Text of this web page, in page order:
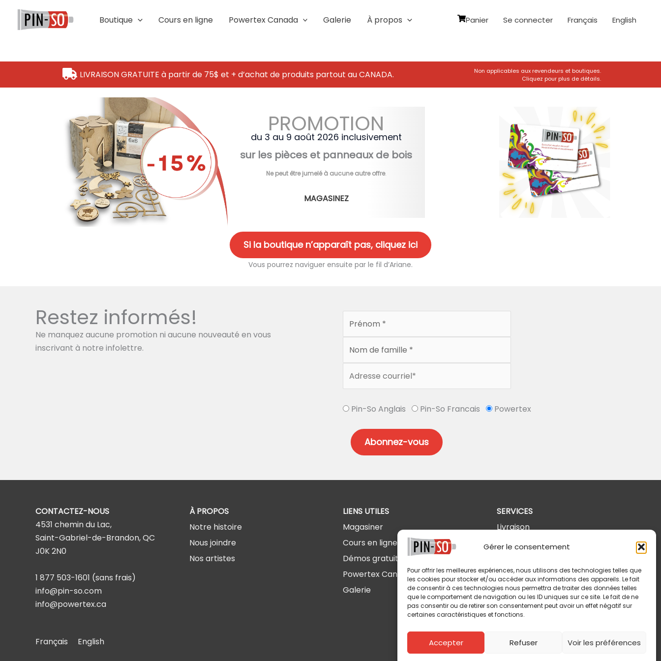
Gérer le consentement
Pour offrir les meilleures expériences, nous utilisons des technologies telles que
les cookies pour stocker et/ou accéder aux informations des appareils. Le fait
de consentir à ces technologies nous permettra de traiter des données telles
que le comportement de navigation ou les ID uniques sur ce site. Le fait de ne
pas consentir ou de retirer son consentement peut avoir un effet négatif sur
certaines caractéristiques et fonctions.
Accepter Refuser Voir les préférences
contenu
Boutique Cours en ligne Powertex Canada Galerie À propos Panier Se connecter Français English
LIVRAISON GRATUITE à partir de 75$ et + d’achat de produits partout au CANADA.
Non applicables aux revendeurs et boutiques.
Cliquez pour plus de détails.
PROMOTION
du 3 au 9 août 2026 inclusivement
sur les pièces et panneaux de bois
Ne peut être jumelé à aucune autre offre.
MAGASINEZ
Si la boutique n’apparaît pas, cliquez ici
Vous pourrez naviguer ensuite par le fil d’Ariane.
Restez informés!
Ne manquez aucune promotion ni aucune nouveauté en vous
inscrivant à notre infolettre.
Pin-So Anglais Pin-So Francais Powertex
CONTACTEZ-NOUS
4531 chemin du Lac,
Saint-Gabriel-de-Brandon, QC
J0K 2N0
1 877 503-1601 (sans frais)
info@pin-so.com
info@powertex.ca
À PROPOS
Notre histoire
Nous joindre
Nos artistes
LIENS UTILES
Magasiner
Cours en ligne
Démos gratuites
Powertex Canada
Galerie
SERVICES
Livraison
Retours et annulations
Modalités d'utilisation
Français English Copyright © 2026 Pin-So inc. Tous droits réservés.